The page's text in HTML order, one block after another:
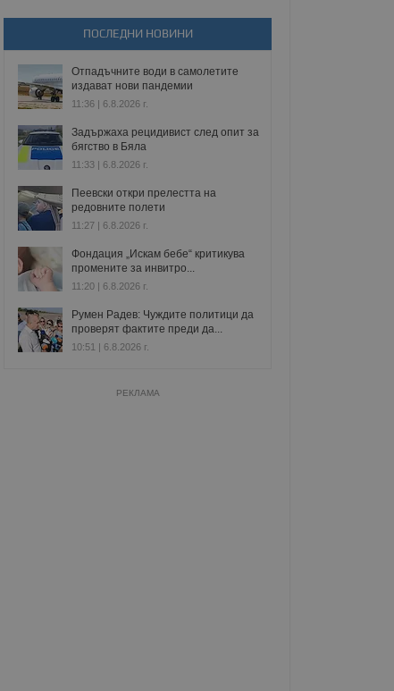
ПОСЛЕДНИ НОВИНИ
Отпадъчните води в самолетите
издават нови пандемии
11:36 | 6.8.2026 г.
Задържаха рецидивист след опит за
бягство в Бяла
11:33 | 6.8.2026 г.
Пеевски откри прелестта на
редовните полети
11:27 | 6.8.2026 г.
Фондация „Искам бебе“ критикува
промените за инвитро...
11:20 | 6.8.2026 г.
Румен Радев: Чуждите политици да
проверят фактите преди да...
10:51 | 6.8.2026 г.
РЕКЛАМА